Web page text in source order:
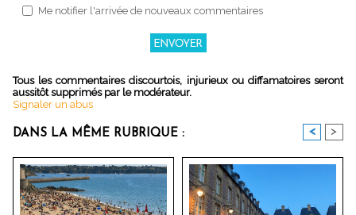
Me notifier l'arrivée de nouveaux commentaires
Tous les commentaires discourtois, injurieux ou diffamatoires seront
aussitôt supprimés par le modérateur.
Signaler un abus
DANS LA MÊME RUBRIQUE : < >